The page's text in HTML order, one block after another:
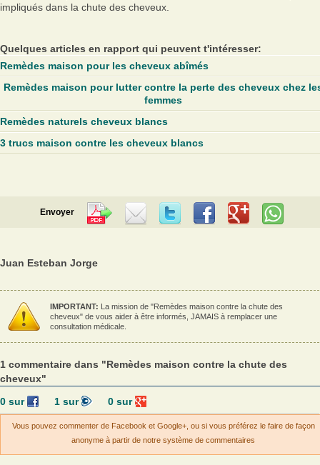
impliqués dans la chute des cheveux.
Quelques articles en rapport qui peuvent t'intéresser:
Remèdes maison pour les cheveux abîmés
Remèdes maison pour lutter contre la perte des cheveux chez
femmes
Remèdes naturels cheveux blancs
3 trucs maison contre les cheveux blancs
Envoyer
Juan Esteban Jorge
IMPORTANT: La mission de "Remèdes maison contre la chute des
cheveux" de vous aider à être informés, JAMAIS à remplacer une
consultation médicale.
1 commentaire dans "Remèdes maison contre la chute des
cheveux"
0sur 1sur 0 sur
Vous pouvez commenter de Facebook et Google+, ou si vous préférez le faire de façon
anonyme à partir de notre système de commentaires